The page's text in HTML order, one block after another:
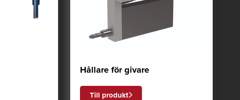
Hållare för givare
Till produkt